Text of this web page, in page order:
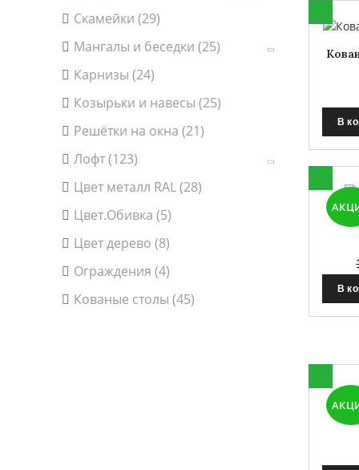
Скамейки (29)
Мангалы и беседки (25)
Карнизы (24)
Козырьки и навесы (25)
Решётки на окна (21)
Лофт (123)
Цвет металл RAL (28)
Цвет.Обивка (5)
Цвет дерево (8)
Ограждения (4)
Кованые столы (45)
В
В